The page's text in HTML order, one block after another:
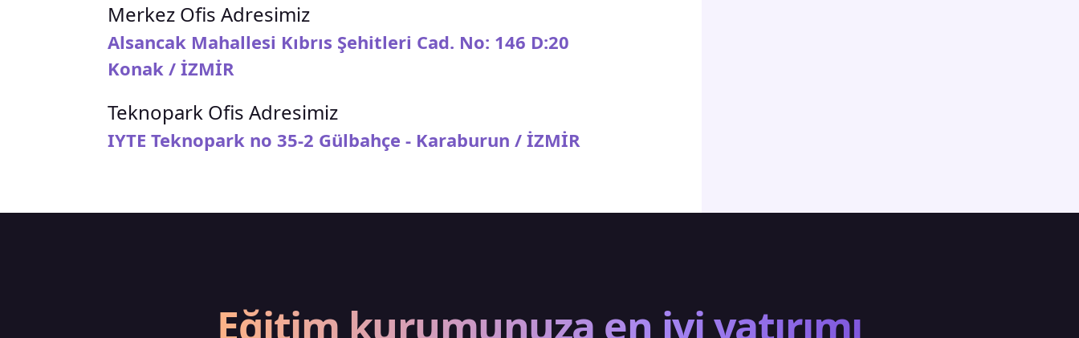
Merkez Ofis Adresimiz
Alsancak Mahallesi Kıbrıs Şehitleri Cad. No: 146 D:20
Konak / İZMİR
Teknopark Ofis Adresimiz
IYTE Teknopark no 35-2 Gülbahçe - Karaburun / İZMİR
Eğitim kurumunuza en iyi yatırımı